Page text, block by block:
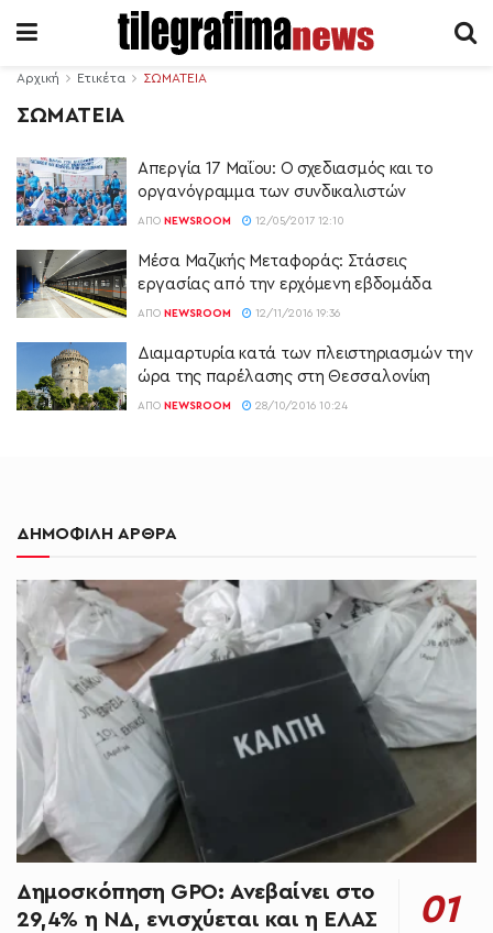
Αρχική Ετικέτα ΣΩΜΑΤΕΙΑ
ΣΩΜΑΤΕΙΑ
Απεργία 17 Μαΐου: Ο σχεδιασμός και το
οργανόγραμμα των συνδικαλιστών
ΑΠΌ NEWSROOM 12/05/2017 12:10
Μέσα Μαζικής Μεταφοράς: Στάσεις
εργασίας από την ερχόμενη εβδομάδα
ΑΠΌ NEWSROOM 12/11/2016 19:36
Διαμαρτυρία κατά των πλειστηριασμών την
ώρα της παρέλασης στη Θεσσαλονίκη
ΑΠΌ NEWSROOM 28/10/2016 10:24
ΔΗΜΟΦΙΛΗ ΑΡΘΡΑ
Δημοσκόπηση GPO: Ανεβαίνει στο
29,4% η ΝΔ, ενισχύεται και η ΕΛΑΣ